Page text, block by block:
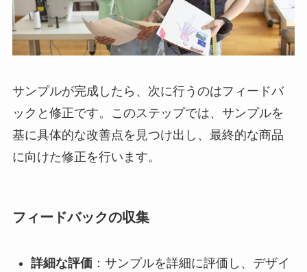
サンプルが完成したら、次に行うのはフィードバ
ックと修正です。このステップでは、サンプルを
基に具体的な改善点を見つけ出し、最終的な商品
に向けた修正を行います。
フィードバックの収集
詳細な評価：サンプルを詳細に評価し、デザイ